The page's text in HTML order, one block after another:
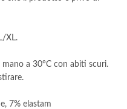
XL.
mano a 30°C con abiti scuri.
7% elastam